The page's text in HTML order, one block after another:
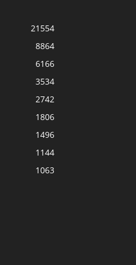
21554
8864
6166
3534
2742
1806
1496
1144
1063